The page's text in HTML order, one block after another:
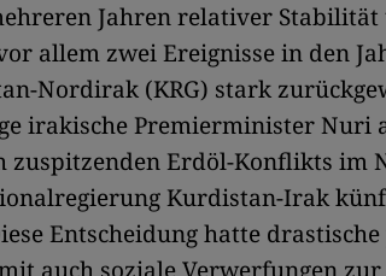
Jahren relativer
allem zwei Ereignisse in den
Nordirak (KRG) stark
irakische Premierminister
zuspitzenden Erdöl-Konflikts im
Kurdistan-Irak
Entscheidung hatte